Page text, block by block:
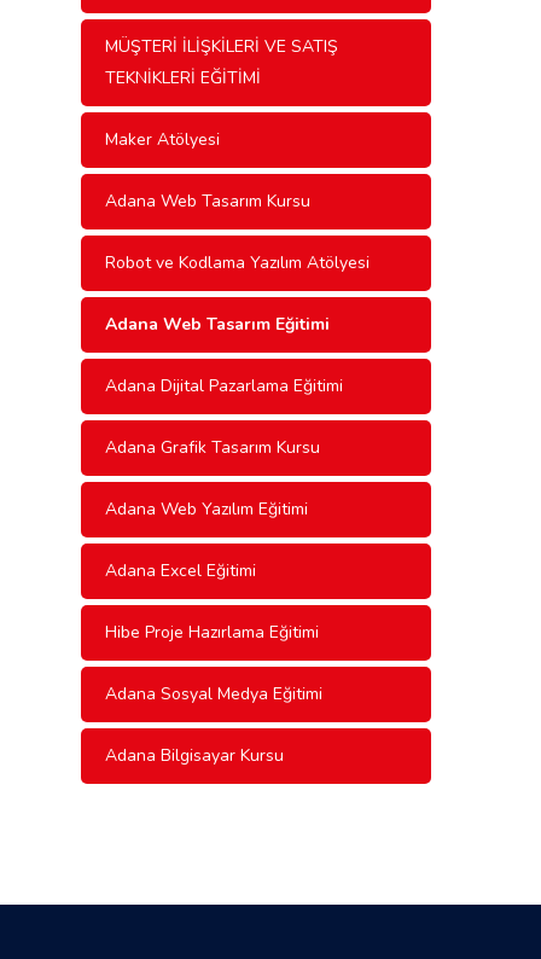
MÜŞTERİ İLİŞKİLERİ VE SATIŞ
TEKNİKLERİ EĞİTİMİ
Maker Atölyesi
Adana Web Tasarım Kursu
Robot ve Kodlama Yazılım Atölyesi
Adana Web Tasarım Eğitimi
Adana Dijital Pazarlama Eğitimi
Adana Grafik Tasarım Kursu
Adana Web Yazılım Eğitimi
Adana Excel Eğitimi
Hibe Proje Hazırlama Eğitimi
Adana Sosyal Medya Eğitimi
Adana Bilgisayar Kursu